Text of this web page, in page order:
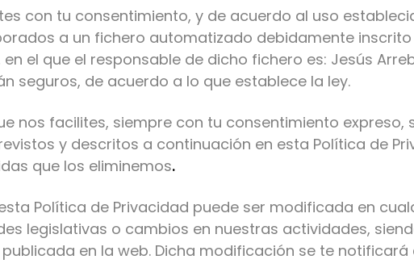
con tu consentimiento, y de acuerdo al uso
a un fichero automatizado debidamente inscrito
el que el responsable de dicho fichero es: Jesús
seguros, de acuerdo a lo que establece la ley.
nos facilites, siempre con tu consentimiento expreso,
y descritos a continuación en esta Política de
que los eliminemos.
Política de Privacidad puede ser modificada en
legislativas o cambios en nuestras actividades,
en la web. Dicha modificación se te